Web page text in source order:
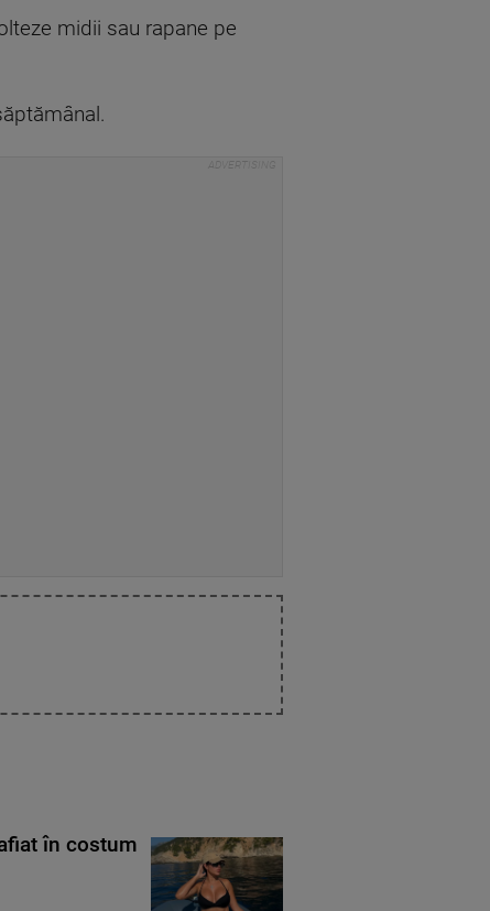
midii sau rapane pe
în costum